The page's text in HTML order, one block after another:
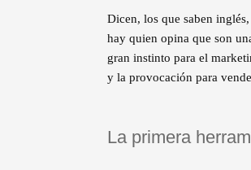
Dicen, los que saben inglés,
hay quien opina que son
gran instinto para el
y la provocación para
La primera